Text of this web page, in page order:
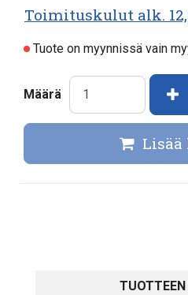
Toimituskulut alk.
Tuote on myynnissä vain
Määrä